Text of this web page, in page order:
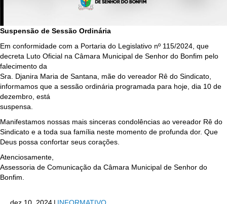
Suspensão de Sessão Ordinária
Em conformidade com a Portaria do Legislativo nº 115/2024, que
decreta Luto Oficial na Câmara Municipal de Senhor do Bonfim pelo
falecimento da
Sra. Djanira Maria de Santana, mãe do vereador Rê do Sindicato,
informamos que a sessão ordinária programada para hoje, dia 10 de
dezembro, está
suspensa.
Manifestamos nossas mais sinceras condolências ao vereador Rê do
Sindicato e a toda sua família neste momento de profunda dor. Que
Deus possa confortar seus corações.
Atenciosamente,
Assessoria de Comunicação da Câmara Municipal de Senhor do
Bonfim.